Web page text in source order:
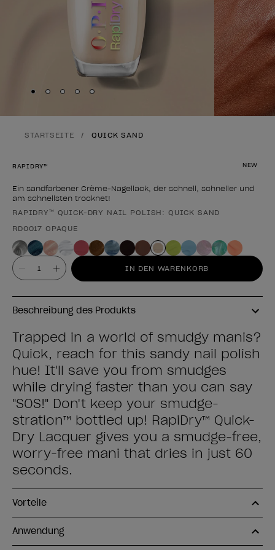
Skip to slide
Skip to slide
Skip to slide
Skip to slide
Skip to slide
STARTSEITE QUICK SAND
NEW
RAPIDRY™
Ein sandfarbener Crème-Nagellack, der schnell, schneller und
am schnellsten trocknet!
Form des Produkts
RAPIDRY™ QUICK-DRY NAIL POLISH: QUICK SAND
RD0017 OPAQUE
Wert IN DEN WARENKORB
Beschreibung des Produkts
Trapped in a world of smudgy manis?
Quick, reach for this sandy nail polish
hue! It'll save you from smudges
while drying faster than you can say
"SOS!" Don't keep your smudge-
stration™ bottled up! RapiDry™ Quick-
Dry Lacquer gives you a smudge-free,
worry-free mani that dries in just 60
seconds.
Vorteile
Anwendung